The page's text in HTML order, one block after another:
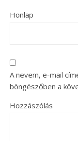
Honlap
A nevem, e-mail
böngészőben a
Hozzászólás